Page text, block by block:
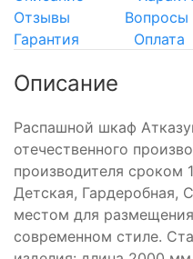
Отзывы
Вопросы
Гарантия
Оплата
Описание
Распашной шкаф
отечественного
производителя сроком
Детская, Гардеробная,
местом для
современном стиле.